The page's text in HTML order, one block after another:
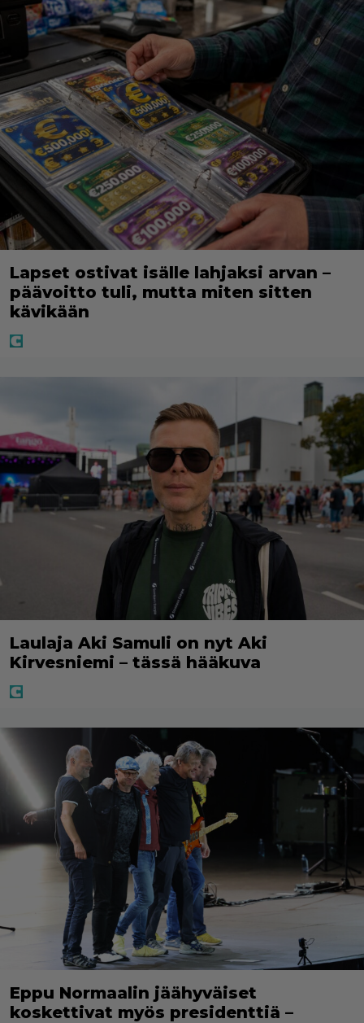
Lapset ostivat isälle lahjaksi arvan –
päävoitto tuli, mutta miten sitten
kävikään
Laulaja Aki Samuli on nyt Aki
Kirvesniemi – tässä hääkuva
Eppu Normaalin jäähyväiset
koskettivat myös presidenttiä –